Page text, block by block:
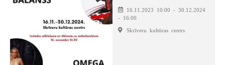
16.11.2023 10:00 - 30.12.2024
- 16:00
Skrīveru kultūras centrs